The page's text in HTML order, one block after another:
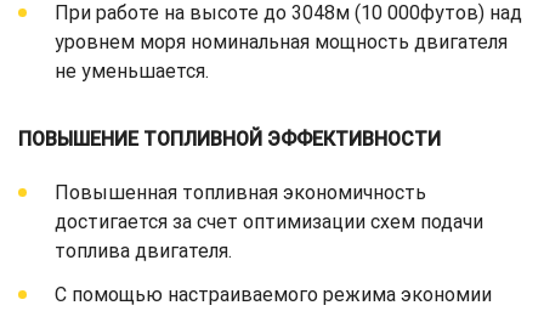
При работе на высоте до 3048м (10 000футов) над
уровнем моря номинальная мощность двигателя
не уменьшается.
ПОВЫШЕНИЕ ТОПЛИВНОЙ ЭФФЕКТИВНОСТИ
Повышенная топливная экономичность
достигается за счет оптимизации схем подачи
топлива двигателя.
С помощью настраиваемого режима экономии